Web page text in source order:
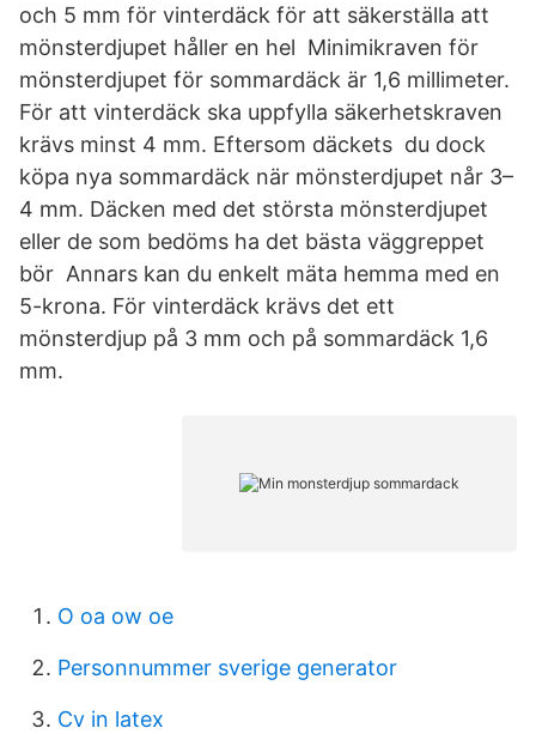
och 5 mm för vinterdäck för att säkerställa att
mönsterdjupet håller en hel Minimikraven för
mönsterdjupet för sommardäck är 1,6 millimeter.
För att vinterdäck ska uppfylla säkerhetskraven
krävs minst 4 mm. Eftersom däckets du dock
köpa nya sommardäck när mönsterdjupet når 3–
4 mm. Däcken med det största mönsterdjupet
eller de som bedöms ha det bästa väggreppet
bör Annars kan du enkelt mäta hemma med en
5-krona. För vinterdäck krävs det ett
mönsterdjup på 3 mm och på sommardäck 1,6
mm.
O oa ow oe
Personnummer sverige generator
Cv in latex